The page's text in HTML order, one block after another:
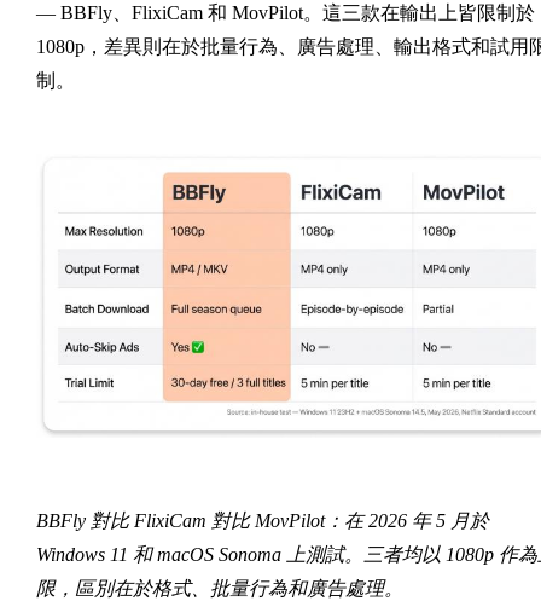
— BBFly、FlixiCam 和 MovPilot。這三款在輸出上皆限制於
1080p，差異則在於批量行為、廣告處理、輸出格式和試用
制。
BBFly 對比 FlixiCam 對比 MovPilot：在 2026 年 5 月於
Windows 11 和 macOS Sonoma 上測試。三者均以 1080p 作
限，區別在於格式、批量行為和廣告處理。